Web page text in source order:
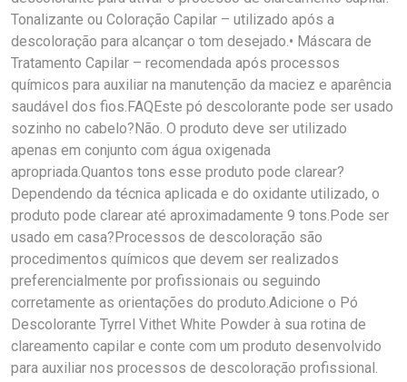
Tonalizante ou Coloração Capilar – utilizado após a
descoloração para alcançar o tom desejado.• Máscara de
Tratamento Capilar – recomendada após processos
químicos para auxiliar na manutenção da maciez e aparência
saudável dos fios.FAQEste pó descolorante pode ser usado
sozinho no cabelo?Não. O produto deve ser utilizado
apenas em conjunto com água oxigenada
apropriada.Quantos tons esse produto pode clarear?
Dependendo da técnica aplicada e do oxidante utilizado, o
produto pode clarear até aproximadamente 9 tons.Pode ser
usado em casa?Processos de descoloração são
procedimentos químicos que devem ser realizados
preferencialmente por profissionais ou seguindo
corretamente as orientações do produto.Adicione o Pó
Descolorante Tyrrel Vithet White Powder à sua rotina de
clareamento capilar e conte com um produto desenvolvido
para auxiliar nos processos de descoloração profissional.